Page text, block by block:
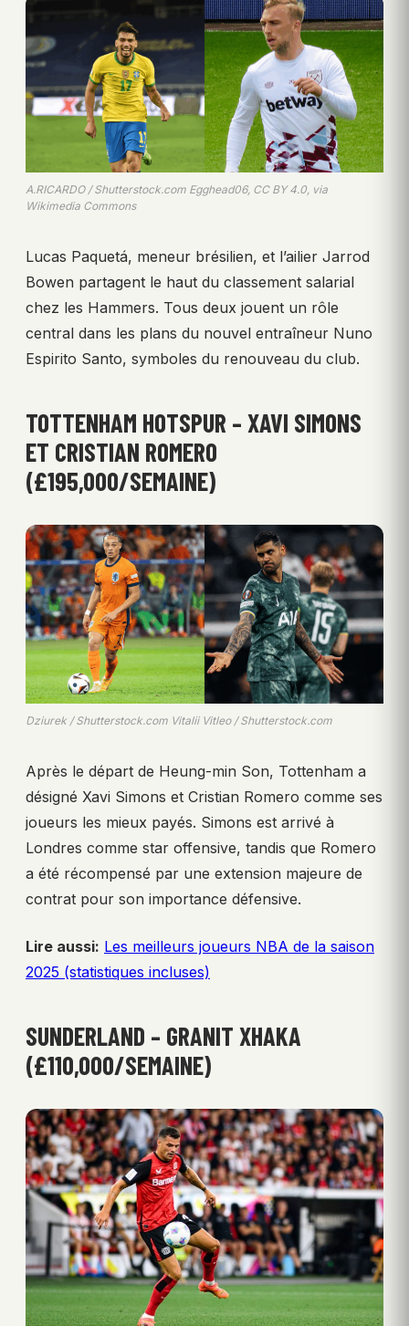
A.RICARDO / Shutterstock.com Egghead06, CC BY 4.0, via
Wikimedia Commons
Lucas Paquetá, meneur brésilien, et l’ailier Jarrod
Bowen partagent le haut du classement salarial
chez les Hammers. Tous deux jouent un rôle
central dans les plans du nouvel entraîneur Nuno
Espirito Santo, symboles du renouveau du club.
TOTTENHAM HOTSPUR – XAVI SIMONS
ET CRISTIAN ROMERO
(£195,000/SEMAINE)
Dziurek / Shutterstock.com Vitalii Vitleo / Shutterstock.com
Après le départ de Heung-min Son, Tottenham a
désigné Xavi Simons et Cristian Romero comme ses
joueurs les mieux payés. Simons est arrivé à
Londres comme star offensive, tandis que Romero
a été récompensé par une extension majeure de
contrat pour son importance défensive.
Lire aussi: Les meilleurs joueurs NBA de la saison
2025 (statistiques incluses)
SUNDERLAND – GRANIT XHAKA
(£110,000/SEMAINE)